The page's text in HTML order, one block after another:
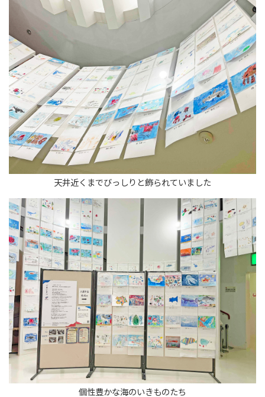
天井近くまでびっしりと飾られていました
個性豊かな海のいきものたち